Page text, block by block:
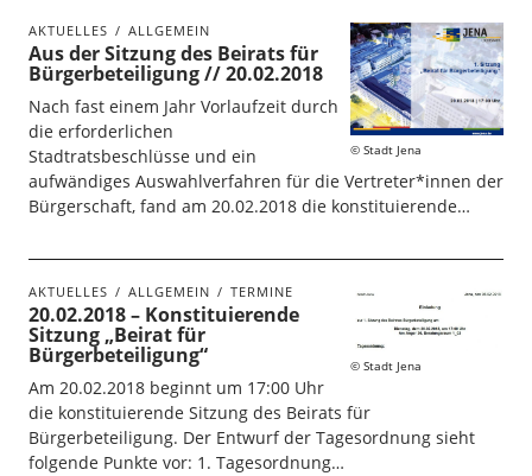
Stadt Jena
AKTUELLES ALLGEMEIN
Aus der Sitzung des Beirats für
Bürgerbeteiligung // 20.02.2018
Nach fast einem Jahr Vorlaufzeit durch
die erforderlichen
Stadtratsbeschlüsse und ein
aufwändiges Auswahlverfahren für die Vertreter*innen der
Bürgerschaft, fand am 20.02.2018 die konstituierende…
Stadt Jena
AKTUELLES ALLGEMEIN TERMINE
20.02.2018 – Konstituierende
Sitzung „Beirat für
Bürgerbeteiligung“
Am 20.02.2018 beginnt um 17:00 Uhr
die konstituierende Sitzung des Beirats für
Bürgerbeteiligung. Der Entwurf der Tagesordnung sieht
folgende Punkte vor: 1. Tagesordnung…